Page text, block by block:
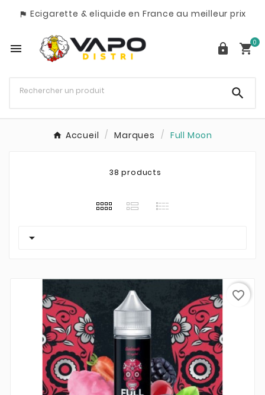
 Ecigarette & eliquide en France au meilleur prix
  0

Accueil Marques Full Moon
38 products

favorite_border